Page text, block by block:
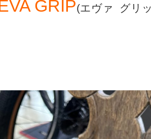
EVA GRIP(エヴァ グリ